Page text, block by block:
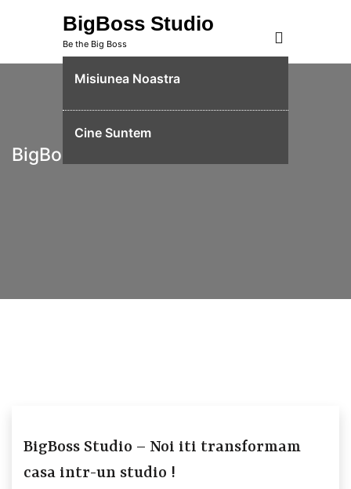
BigBoss Studio
Be the Big Boss
Misiunea Noastra
Cine Suntem
BigBoss Studio
BigBoss Studio – Noi iti transformam
casa intr-un studio !